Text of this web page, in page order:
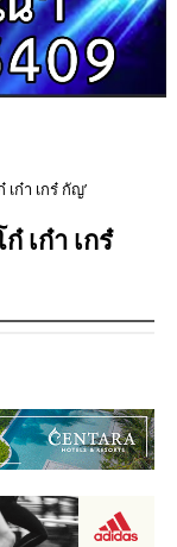
ก๋า เกร๋ กัญ’
เก๋า เกร๋